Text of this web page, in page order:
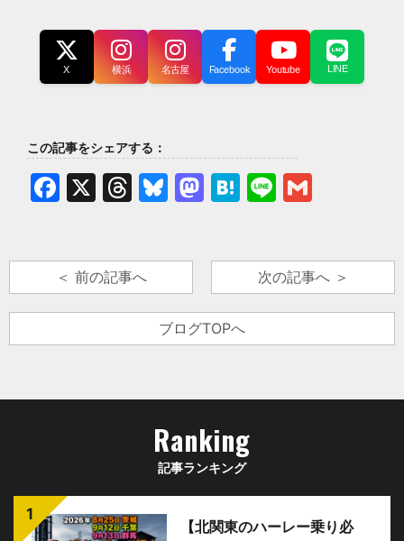
X 横浜 名古屋 Facebook Youtube LINE
この記事をシェアする：
Facebook
X Threads
Bluesky
Mastodon
Hatena
Line
＜ 前の記事へ
ブログTOPへ
次の記事へ ＞
Ranking
記事ランキング
【北関東のハーレー乗り必